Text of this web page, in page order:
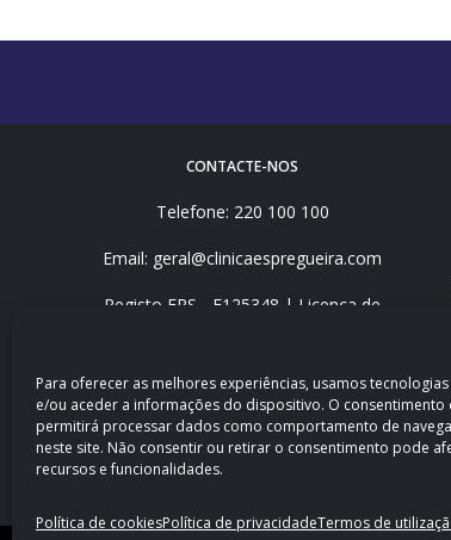
Para oferecer as melhores experiências, usamos
e/ou aceder a informações do dispositivo. O consentimento
permitirá processar dados como comportamento de
neste site. Não consentir ou retirar o consentimento pode
recursos e funcionalidades.
Política de cookiesPolítica de privacidadeTermos de
CONTACTE-NOS
Telefone: 220 100 100
Email: geral@clinicaespregueira.com
Registo ERS - E125348 | Licença de
Funcionamento ERS - 5769/2013